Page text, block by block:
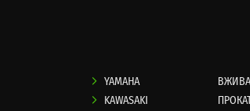
YAMAHA
KAWASAKI